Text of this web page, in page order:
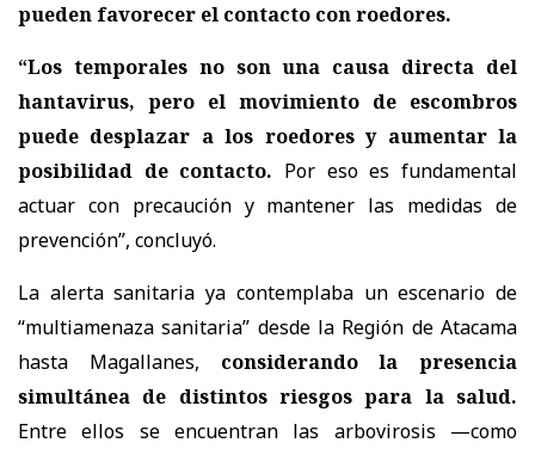
pueden favorecer el contacto con roedores.
“Los temporales no son una causa directa del
hantavirus, pero el movimiento de escombros
puede desplazar a los roedores y aumentar la
posibilidad de contacto. Por eso es fundamental
actuar con precaución y mantener las medidas de
prevención”, concluyó.
La alerta sanitaria ya contemplaba un escenario de
“multiamenaza sanitaria” desde la Región de Atacama
hasta Magallanes, considerando la presencia
simultánea de distintos riesgos para la salud.
Entre ellos se encuentran las arbovirosis —como